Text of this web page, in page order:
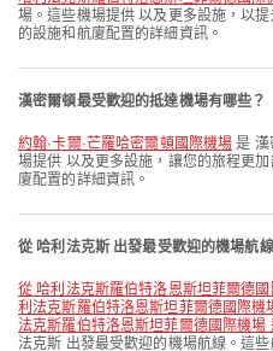
場。這些機場提供 以及更多設施，以
的設施和航廈配置的詳細資訊。
漢密爾頓最受歡迎的抵達機場有哪些？
約翰·卡爾·芒羅哈密爾頓國際機場 是 漢
場提供 以及更多設施，讓您的旅程更
廈配置的詳細資訊。
從 哈利法克斯 出發最受歡迎的機場航
從 哈利法克斯羅伯特洛恩斯坦菲爾德
利法克斯羅伯特洛恩斯坦菲爾德國際機
法克斯羅伯特洛恩斯坦菲爾德國際機場
法克斯 出發最受歡迎的機場航線。這